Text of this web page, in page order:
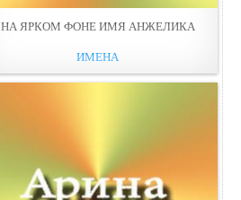
НА ЯРКОМ ФОНЕ ИМЯ АНЖЕЛИКА
ИМЕНА